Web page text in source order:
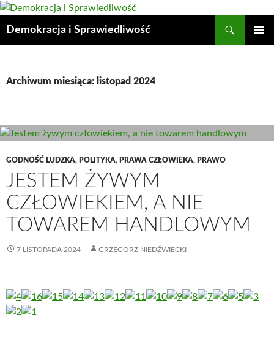
Przejdź
treści
Demokracja i Sprawiedliwość
Archiwum miesiąca: listopad 2024
GODNOŚĆ LUDZKA, POLITYKA, PRAWA CZŁOWIEKA, PRAWO
JESTEM ŻYWYM
CZŁOWIEKIEM, A NIE
TOWAREM HANDLOWYM
7 LISTOPADA 2024 GRZEGORZ NIEDŹWIECKI